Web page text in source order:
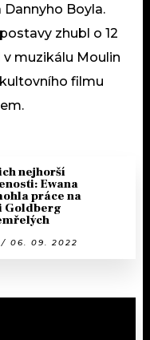
Boyla.
zhubl o 12
muzikálu Moulin
filmu
nejhorší
Ewana
práce na
Goldberg
/ 06. 09. 2022